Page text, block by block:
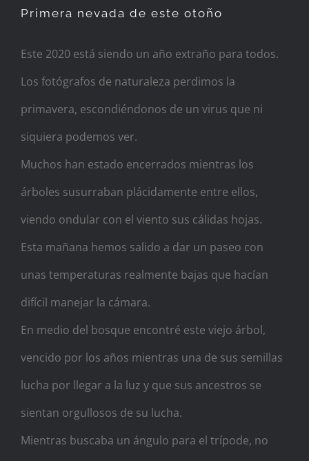
Primera nevada de este otoño
Este 2020 está siendo un año extraño para todos.
Los fotógrafos de naturaleza perdimos la
primavera, escondiéndonos de un virus que ni
siquiera podemos ver.
Muchos han estado encerrados mientras los
árboles susurraban plácidamente entre ellos,
viendo ondular con el viento sus cálidas hojas.
Esta mañana hemos salido a dar un paseo con
unas temperaturas realmente bajas que hacían
difícil manejar la cámara.
En medio del bosque encontré este viejo árbol,
vencido por los años mientras una de sus semillas
lucha por llegar a la luz y que sus ancestros se
sientan orgullosos de su lucha.
Mientras buscaba un ángulo para el trípode, no